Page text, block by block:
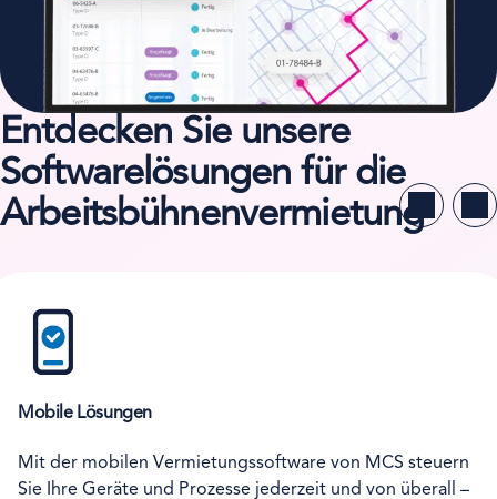
Entdecken Sie unsere
Softwarelösungen für die
Arbeitsbühnenvermietung
Mobile Lösungen
Mit der mobilen Vermietungssoftware von MCS steuern
Sie Ihre Geräte und Prozesse jederzeit und von überall –